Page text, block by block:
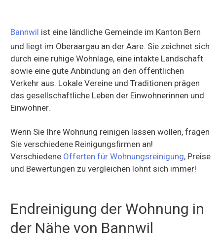
Bannwil ist eine ländliche Gemeinde im Kanton Bern
und liegt im Oberaargau an der Aare. Sie zeichnet sich
durch eine ruhige Wohnlage, eine intakte Landschaft
sowie eine gute Anbindung an den öffentlichen
Verkehr aus. Lokale Vereine und Traditionen prägen
das gesellschaftliche Leben der Einwohnerinnen und
Einwohner.
Wenn Sie Ihre Wohnung reinigen lassen wollen, fragen
Sie verschiedene Reinigungsfirmen an!
Verschiedene Offerten für Wohnungsreinigung, Preise
und Bewertungen zu vergleichen lohnt sich immer!
Endreinigung der Wohnung in
der Nähe von Bannwil